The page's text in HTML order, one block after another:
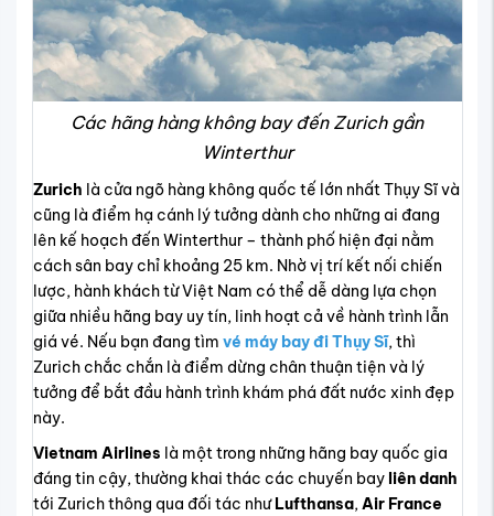
Các hãng hàng không bay đến Zurich gần
Winterthur
Zurich là cửa ngõ hàng không quốc tế lớn nhất Thụy Sĩ và
cũng là điểm hạ cánh lý tưởng dành cho những ai đang
lên kế hoạch đến Winterthur – thành phố hiện đại nằm
cách sân bay chỉ khoảng 25 km. Nhờ vị trí kết nối chiến
lược, hành khách từ Việt Nam có thể dễ dàng lựa chọn
giữa nhiều hãng bay uy tín, linh hoạt cả về hành trình lẫn
giá vé. Nếu bạn đang tìm vé máy bay đi Thụy Sĩ, thì
Zurich chắc chắn là điểm dừng chân thuận tiện và lý
tưởng để bắt đầu hành trình khám phá đất nước xinh đẹp
này.
Vietnam Airlines là một trong những hãng bay quốc gia
đáng tin cậy, thường khai thác các chuyến bay liên danh
tới Zurich thông qua đối tác nhưLufthansa,Air France